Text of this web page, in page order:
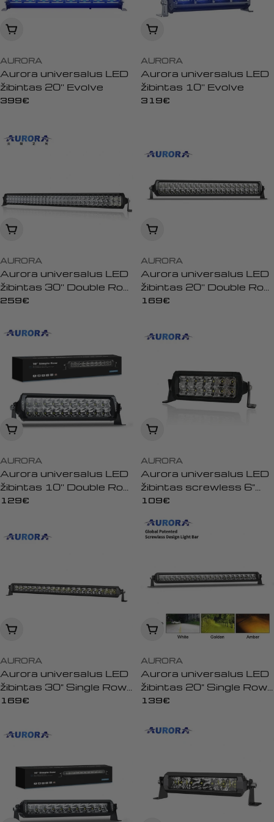
Įdėti į krepšelį
AURORA
Aurora universalus LED
žibintas 20'' Evolve
Įprasta
399€
Įdėti į krepšelį
AURORA
Aurora universalus LED
žibintas 10'' Evolve
Įprasta
319€
Įdėti į krepšelį
AURORA
Aurora universalus LED
žibintas 30'' Double Row
Screwless Offroad
Įprasta
259€
Įdėti į krepšelį
AURORA
Aurora universalus LED
žibintas 20'' Double Row
Screwless Offroad
Įprasta
169€
Įdėti į krepšelį
AURORA
Aurora universalus LED
žibintas 10'' Double Row
Screwless Offroad
Įprasta
129€
Įdėti į krepšelį
AURORA
Aurora universalus LED
žibintas screwless 6"
double row offroad
Įprasta
109€
Įdėti į krepšelį
AURORA
Aurora universalus LED
žibintas 30" Single Row
Screwless
Įprasta
169€
Įdėti į krepšelį
AURORA
Aurora universalus LED
žibintas 20" Single Row
Screwless
Įprasta
139€